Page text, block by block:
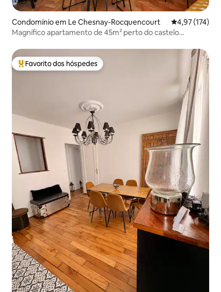
Condomínio em Le Chesnay-Rocquencourt Classificação
4,97 (174)
Magnífico apartamento de 45m² perto do castelo
Favoritos dos hóspedes mais apreciados
Favorito dos hóspedes